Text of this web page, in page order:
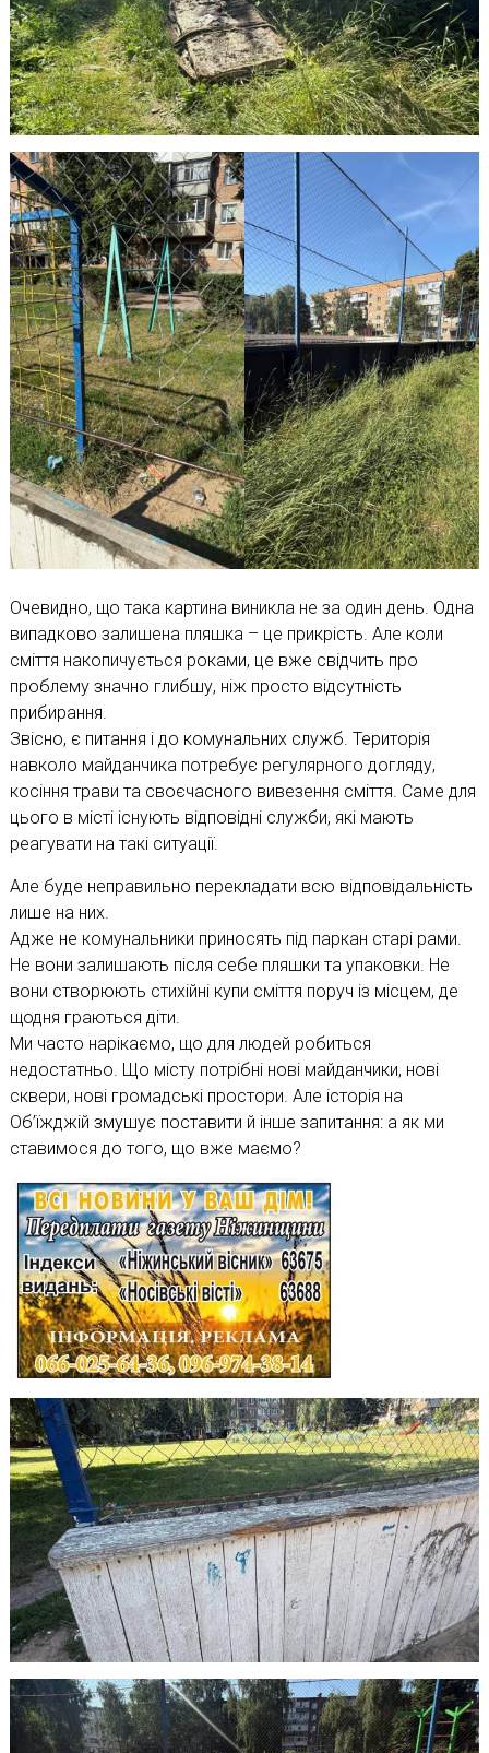
Очевидно, що така картина виникла не за один день. Одна
випадково залишена пляшка – це прикрість. Але коли
сміття накопичується роками, це вже свідчить про
проблему значно глибшу, ніж просто відсутність
прибирання.
Звісно, є питання і до комунальних служб. Територія
навколо майданчика потребує регулярного догляду,
косіння трави та своєчасного вивезення сміття. Саме для
цього в місті існують відповідні служби, які мають
реагувати на такі ситуації.
Але буде неправильно перекладати всю відповідальність
лише на них.
Адже не комунальники приносять під паркан старі рами.
Не вони залишають після себе пляшки та упаковки. Не
вони створюють стихійні купи сміття поруч із місцем, де
щодня граються діти.
Ми часто нарікаємо, що для людей робиться
недостатньо. Що місту потрібні нові майданчики, нові
сквери, нові громадські простори. Але історія на
Об’їжджій змушує поставити й інше запитання: а як ми
ставимося до того, що вже маємо?